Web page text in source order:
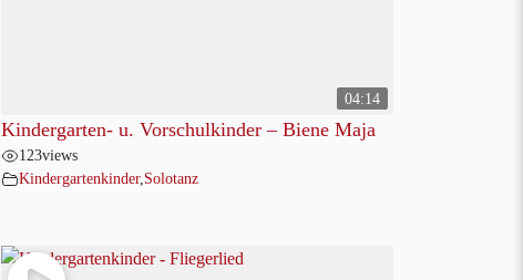
04:14
Kindergarten- u. Vorschulkinder – Biene Maja
123views
Kindergartenkinder, Solotanz